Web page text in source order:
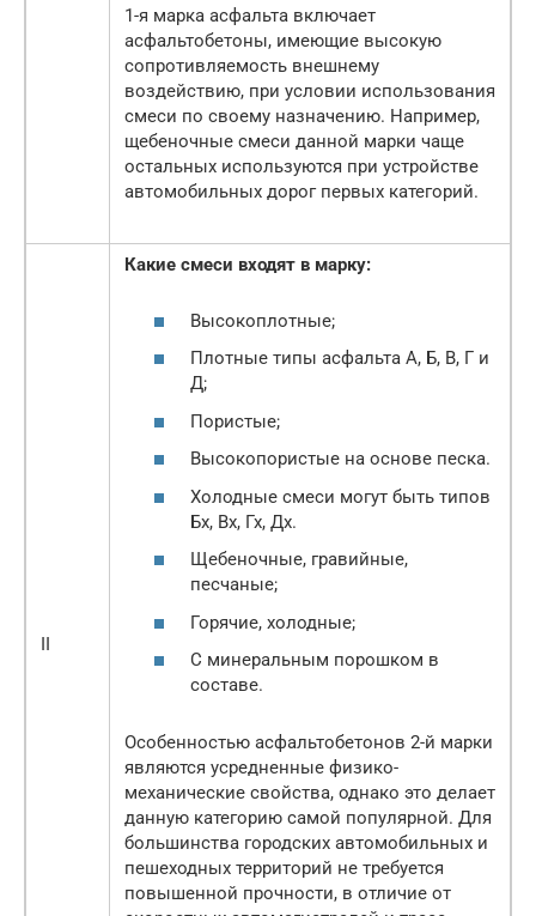
1-я марка асфальта включает
асфальтобетоны, имеющие высокую
сопротивляемость внешнему
воздействию, при условии использования
смеси по своему назначению. Например,
щебеночные смеси данной марки чаще
остальных используются при устройстве
автомобильных дорог первых категорий.
II
Какие смеси входят в марку:
Высокоплотные;
Плотные типы асфальта А, Б, В, Г и
Д;
Пористые;
Высокопористые на основе песка.
Холодные смеси могут быть типов
Бх, Вх, Гх, Дх.
Щебеночные, гравийные,
песчаные;
Горячие, холодные;
С минеральным порошком в
составе.
Особенностью асфальтобетонов 2-й марки
являются усредненные физико-
механические свойства, однако это делает
данную категорию самой популярной. Для
большинства городских автомобильных и
пешеходных территорий не требуется
повышенной прочности, в отличие от